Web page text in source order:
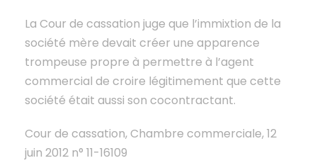
La Cour de cassation juge que l’immixtion de la
société mère devait créer une apparence
trompeuse propre à permettre à l’agent
commercial de croire légitimement que cette
société était aussi son cocontractant.
Cour de cassation, Chambre commerciale, 12
juin 2012 n° 11-16109